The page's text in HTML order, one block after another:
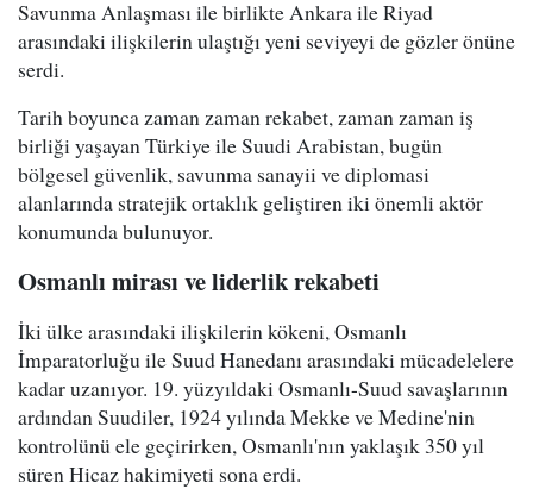
Savunma Anlaşması ile birlikte Ankara ile Riyad
arasındaki ilişkilerin ulaştığı yeni seviyeyi de gözler önüne
serdi.
Tarih boyunca zaman zaman rekabet, zaman zaman iş
birliği yaşayan Türkiye ile Suudi Arabistan, bugün
bölgesel güvenlik, savunma sanayii ve diplomasi
alanlarında stratejik ortaklık geliştiren iki önemli aktör
konumunda bulunuyor.
Osmanlı mirası ve liderlik rekabeti
İki ülke arasındaki ilişkilerin kökeni, Osmanlı
İmparatorluğu ile Suud Hanedanı arasındaki mücadelelere
kadar uzanıyor. 19. yüzyıldaki Osmanlı-Suud savaşlarının
ardından Suudiler, 1924 yılında Mekke ve Medine'nin
kontrolünü ele geçirirken, Osmanlı'nın yaklaşık 350 yıl
süren Hicaz hakimiyeti sona erdi.